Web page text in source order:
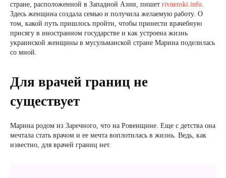
стране, расположенной в Западной Азии, пишет rivnenski.info.
Здесь женщина создала семью и получила желаемую работу. О
том, какой путь пришлось пройти, чтобы принести врачебную
присягу в иностранном государстве и как устроена жизнь
украинской женщины в мусульманской стране Марина поделилась
со мной.
Для врачей границ не
существует
Марина родом из Заречного, что на Ровенщине. Еще с детства она
мечтала стать врачом и ее мечта воплотилась в жизнь. Ведь, как
известно, для врачей границ нет.